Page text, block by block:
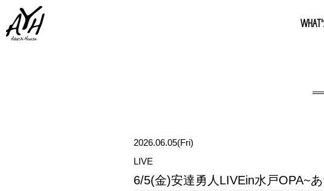
2026.06.05(Fri)
LIVE
6/5(金)安達勇人LIVEin水戸OPA~